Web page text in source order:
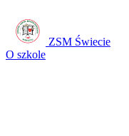
ZSM Świecie
O szkole